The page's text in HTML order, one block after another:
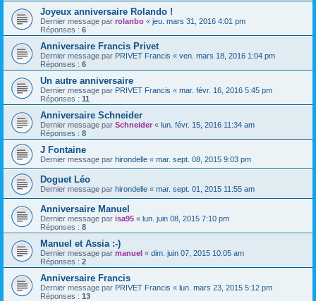
Joyeux anniversaire Rolando !
Dernier message par rolanbo « jeu. mars 31, 2016 4:01 pm
Réponses : 6
Anniversaire Francis Privet
Dernier message par PRIVET Francis « ven. mars 18, 2016 1:04 pm
Réponses : 6
Un autre anniversaire
Dernier message par PRIVET Francis « mar. févr. 16, 2016 5:45 pm
Réponses : 11
Anniversaire Schneider
Dernier message par Schneider « lun. févr. 15, 2016 11:34 am
Réponses : 8
J Fontaine
Dernier message par hirondelle « mar. sept. 08, 2015 9:03 pm
Doguet Léo
Dernier message par hirondelle « mar. sept. 01, 2015 11:55 am
Anniversaire Manuel
Dernier message par isa95 « lun. juin 08, 2015 7:10 pm
Réponses : 8
Manuel et Assia :-)
Dernier message par manuel « dim. juin 07, 2015 10:05 am
Réponses : 2
Anniversaire Francis
Dernier message par PRIVET Francis « lun. mars 23, 2015 5:12 pm
Réponses : 13